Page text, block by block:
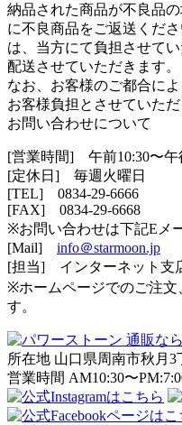
納品された商品が不良品
に不良商品をご返送くだ
は、当方にて負担させて
配送させていただきます。
なお、お客様のご都合に
お客様負担とさせていただ
お問い合わせについて
[営業時間] 午前10:30〜午
[定休日] 毎週火曜日
[TEL] 0834-29-6666
[FAX] 0834-29-6668
※お問い合わせは下記Eメ
[Mail] info＠starmoon.jp
[担当] インターネット支
※ホームページでのご注文
す。
所在地 山口県周南市秋月3
営業時間 AM10:30〜